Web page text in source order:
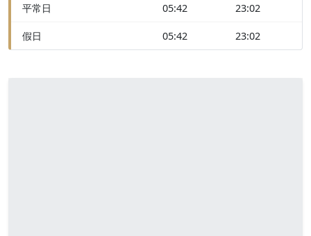
平常日 05:42 23:02
假日 05:42 23:02